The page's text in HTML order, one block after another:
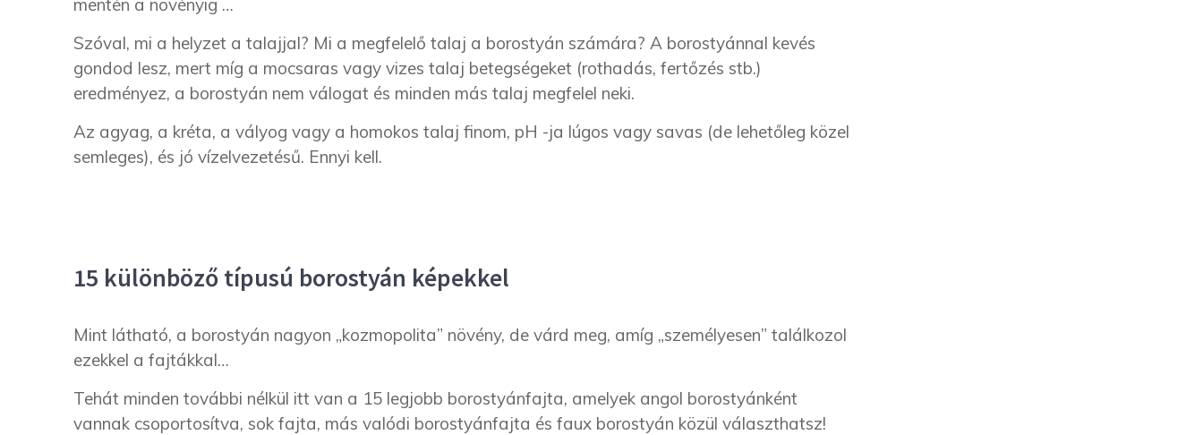
Szóval, mi a helyzet a talajjal? Mi a megfelelő talaj a borostyán számára? A borostyánnal kevés
gondod lesz, mert míg a mocsaras vagy vizes talaj betegségeket (rothadás, fertőzés stb.)
eredményez, a borostyán nem válogat és minden más talaj megfelel neki.
Az agyag, a kréta, a vályog vagy a homokos talaj finom, pH -ja lúgos vagy savas (de lehetőleg közel
semleges), és jó vízelvezetésű. Ennyi kell.
15 különböző típusú borostyán képekkel
Mint látható, a borostyán nagyon „kozmopolita” növény, de várd meg, amíg „személyesen” találkozol
ezekkel a fajtákkal…
Tehát minden további nélkül itt van a 15 legjobb borostyánfajta, amelyek angol borostyánként
vannak csoportosítva, sok fajta, más valódi borostyánfajta és faux borostyán közül választhatsz!